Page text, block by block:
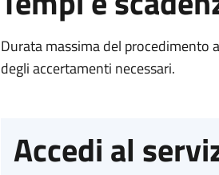
Durata massima del
degli accertamenti necessari.
Accedi al